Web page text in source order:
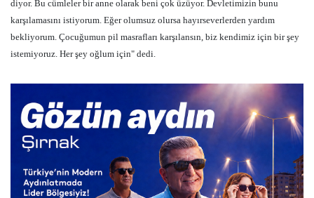
diyor. Bu cümleler bir anne olarak beni çok üzüyor. Devletimizin bunu
karşılamasını istiyorum. Eğer olumsuz olursa hayırseverlerden yardım
bekliyorum. Çocuğumun pil masrafları karşılansın, biz kendimiz için bir şey
istemiyoruz. Her şey oğlum için" dedi.